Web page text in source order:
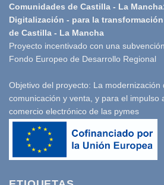
Comunidades de Castilla - La
Digitalización - para la
de Castilla - La Mancha
Proyecto incentivado con una
Fondo Europeo de Desarrollo Regional
Objetivo del proyecto: La modernización
comunicación y venta, y para el impulso
comercio electrónico de las pymes